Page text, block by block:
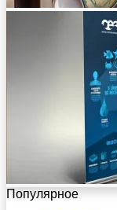
Популярное